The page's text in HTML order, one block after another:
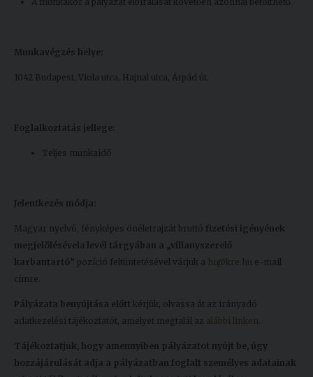
Munkavégzés helye:
1042 Budapest, Viola utca, Hajnal utca, Árpád út.
Foglalkoztatás jellege:
Teljes munkaidő
Jelentkezés módja:
Magyar nyelvű, fényképes önéletrajzát bruttó fizetési igényének
megjelölésével a levél tárgyában a „villanyszerelő
karbantartó” pozíció feltüntetésével várjuk a hr@kre.hu e-mail
címre.
Pályázata benyújtása előtt kérjük, olvassa át az irányadó
adatkezelési tájékoztatót, amelyet megtalál az alábbi linken.
Tájékoztatjuk, hogy amennyiben pályázatot nyújt be, úgy
hozzájárulását adja a pályázatban foglalt személyes adatainak